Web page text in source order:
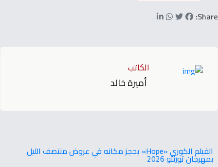
Share:
الكاتب
أميرة خالد
‬بمهرجان‭ ‬تورنتو ‭ ‬2026